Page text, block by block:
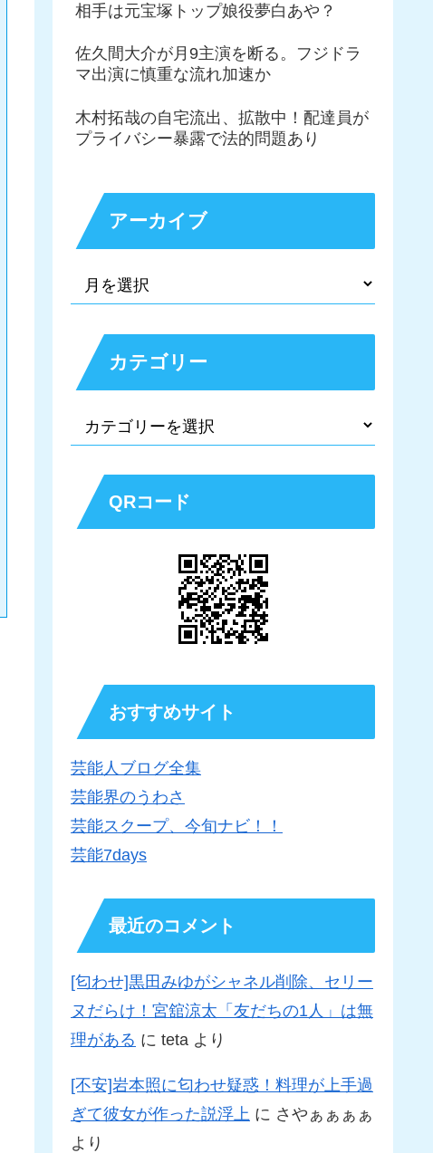
相手は元宝塚トップ娘役夢白あや？
佐久間大介が月9主演を断る。フジドラ
マ出演に慎重な流れ加速か
木村拓哉の自宅流出、拡散中！配達員が
プライバシー暴露で法的問題あり
アーカイブ
カテゴリー
QRコード
おすすめサイト
芸能人ブログ全集
芸能界のうわさ
芸能スクープ、今旬ナビ！！
芸能7days
最近のコメント
[匂わせ]黒田みゆがシャネル削除、セリー
ヌだらけ！宮舘涼太「友だちの1人」は無
理がある に teta より
[不安]岩本照に匂わせ疑惑！料理が上手過
ぎて彼女が作った説浮上 に さやぁぁぁぁ
より